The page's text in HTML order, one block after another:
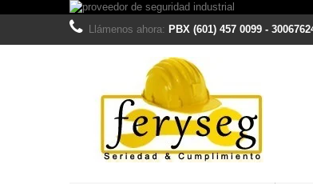
Llámenos ahora: PBX (601) 457 0099 -